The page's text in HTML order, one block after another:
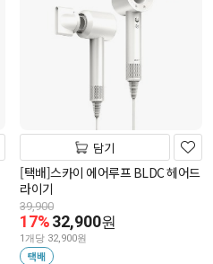
담기
[택배]스카이 에어루프 BLDC 헤어드
라이기
39,900
17%32,900원
1개당 32,900원
택배